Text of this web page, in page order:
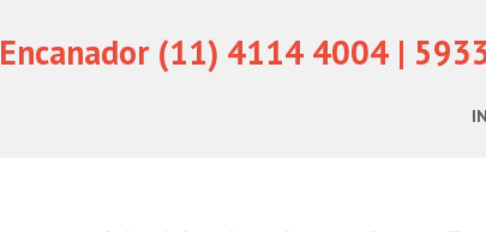
Encanador (11) 4114 4004 |